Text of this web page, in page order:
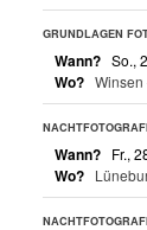
GRUNDLAGEN
Wann? So.,
Wo? Winsen
Wann? Fr.,
Wo?